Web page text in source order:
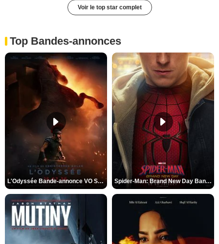
Voir le top star complet
Top Bandes-annonces
L'Odyssée Bande-annonce VO STFR Spider-Man: Brand New Day Bande-annonce VO STFR